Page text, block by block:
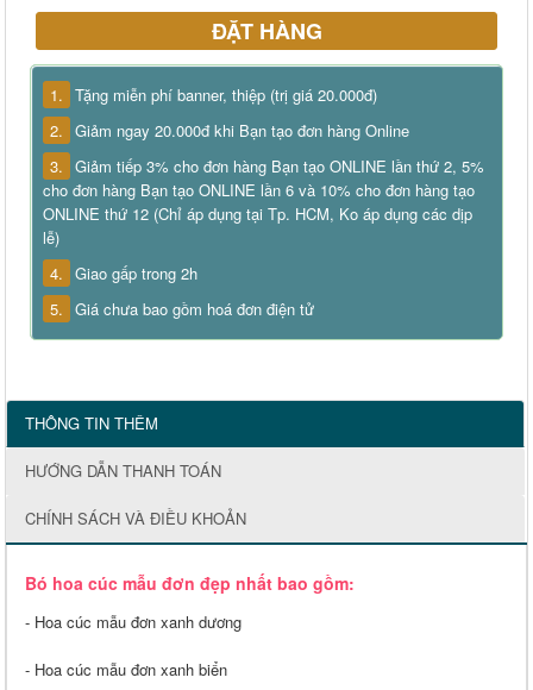
ĐẶT HÀNG
1. Tặng miễn phí banner, thiệp (trị giá 20.000đ)
2. Giảm ngay 20.000đ khi Bạn tạo đơn hàng Online
3. Giảm tiếp 3% cho đơn hàng Bạn tạo ONLINE lần thứ 2, 5%
cho đơn hàng Bạn tạo ONLINE lần 6 và 10% cho đơn hàng tạo
ONLINE thứ 12 (Chỉ áp dụng tại Tp. HCM, Ko áp dụng các dịp
lễ)
4. Giao gấp trong 2h
5. Giá chưa bao gồm hoá đơn điện tử
THÔNG TIN THÊM
HƯỚNG DẪN THANH TOÁN
CHÍNH SÁCH VÀ ĐIỀU KHOẢN
Bó hoa cúc mẫu đơn đẹp nhất bao gồm:
- Hoa cúc mẫu đơn xanh dương
- Hoa cúc mẫu đơn xanh biển